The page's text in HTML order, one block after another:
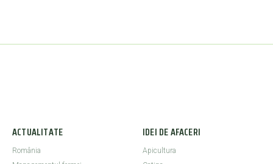
ACTUALITATE
România
IDEI DE AFACERI
Apicultura